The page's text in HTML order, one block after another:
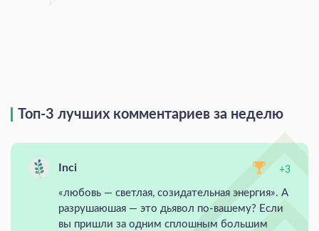
Топ-3 лучших комментариев за неделю
Inci +3
«любовь — светлая, созидательная энергия». А
разрушаюшая — это дьявол по-вашему? Если
вы пришли за одним сплошным большим